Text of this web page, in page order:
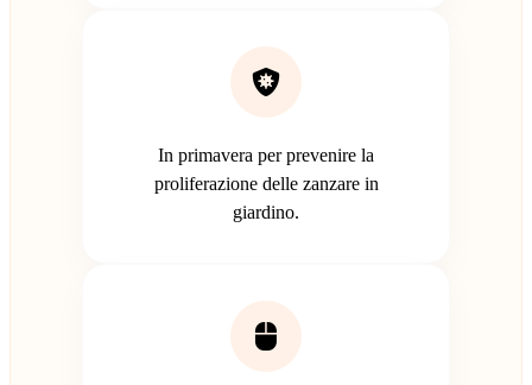
In primavera per prevenire la
proliferazione delle zanzare in
giardino.